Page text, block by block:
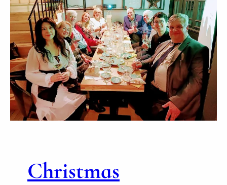
3
ヶ
月
4
月
開
講
ハ
ン
ガ
イ
ン
Christmas